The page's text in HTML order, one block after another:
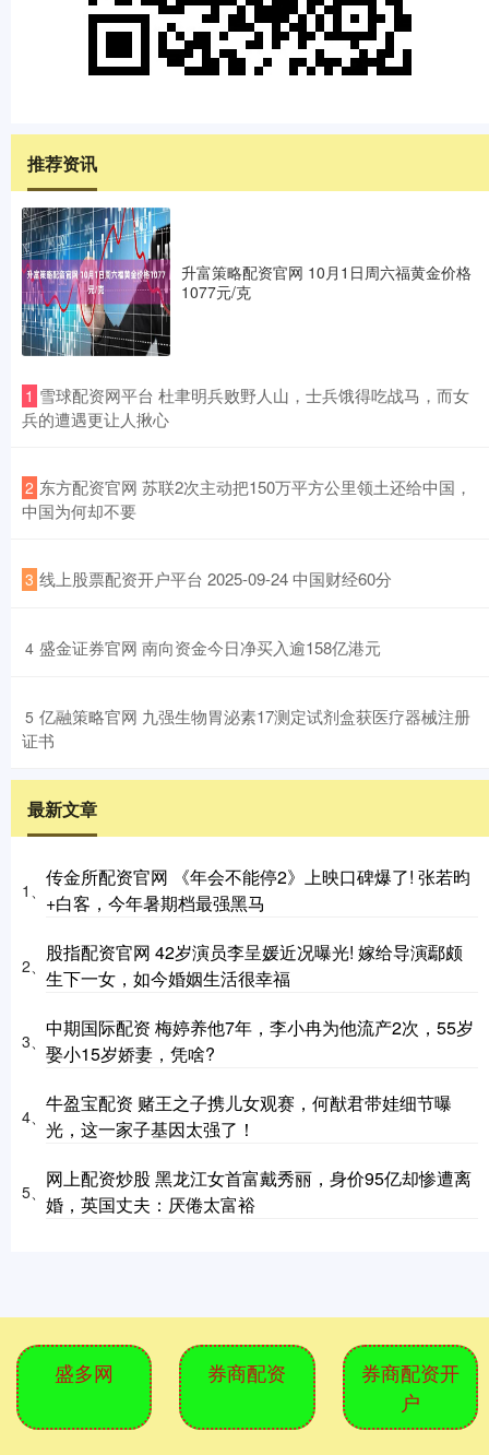
推荐资讯
升富策略配资官网 10月1日周六福黄金价格
1077元/克
1 ​雪球配资网平台 杜聿明兵败野人山，士兵饿得吃战马，而女
兵的遭遇更让人揪心
2 ​东方配资官网 苏联2次主动把150万平方公里领土还给中国，
中国为何却不要
3 ​线上股票配资开户平台 2025-09-24 中国财经60分
4 ​盛金证券官网 南向资金今日净买入逾158亿港元
5 ​亿融策略官网 九强生物胃泌素17测定试剂盒获医疗器械注册
证书
最新文章
1、
传金所配资官网 《年会不能停2》上映口碑爆了! 张若昀
+白客，今年暑期档最强黑马
2、
股指配资官网 42岁演员李呈媛近况曝光! 嫁给导演鄢颇
生下一女，如今婚姻生活很幸福
3、
中期国际配资 梅婷养他7年，李小冉为他流产2次，55岁
娶小15岁娇妻，凭啥?
4、
牛盈宝配资 赌王之子携儿女观赛，何猷君带娃细节曝
光，这一家子基因太强了！
5、
网上配资炒股 黑龙江女首富戴秀丽，身价95亿却惨遭离
婚，英国丈夫：厌倦太富裕
盛多网 券商配资
券商配资开
户